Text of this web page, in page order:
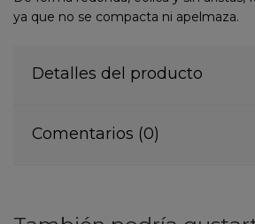
ya que no se compacta ni apelmaza.
Detalles del producto
Comentarios (0)